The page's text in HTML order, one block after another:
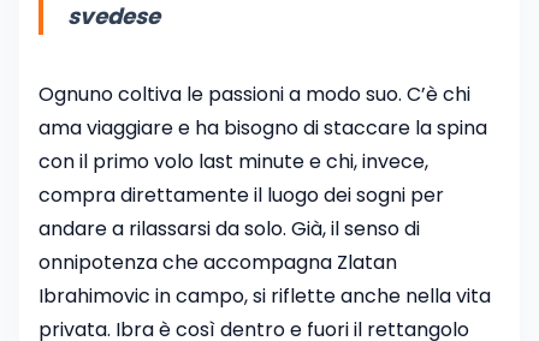
svedese
Ognuno coltiva le passioni a modo suo. C’è chi
ama viaggiare e ha bisogno di staccare la spina
con il primo volo last minute e chi, invece,
compra direttamente il luogo dei sogni per
andare a rilassarsi da solo. Già, il senso di
onnipotenza che accompagna Zlatan
Ibrahimovic in campo, si riflette anche nella vita
privata. Ibra è così dentro e fuori il rettangolo